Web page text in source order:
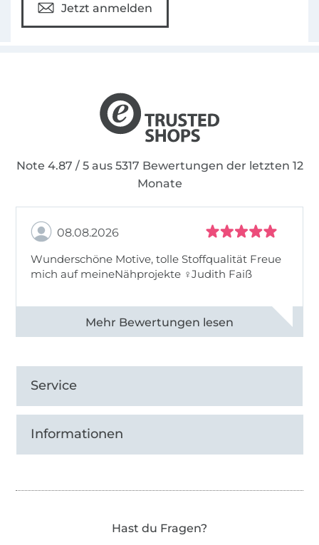
Jetzt anmelden
Note 4.87 / 5 aus 5317 Bewertungen der letzten 12
Monate
08.08.2026
Wunderschöne Motive, tolle Stoffqualität Freue
mich auf meineNähprojekte ♀Judith Faiß
Alle 82990 Bewertungen ansehen
Service
Informationen
Hast du Fragen?